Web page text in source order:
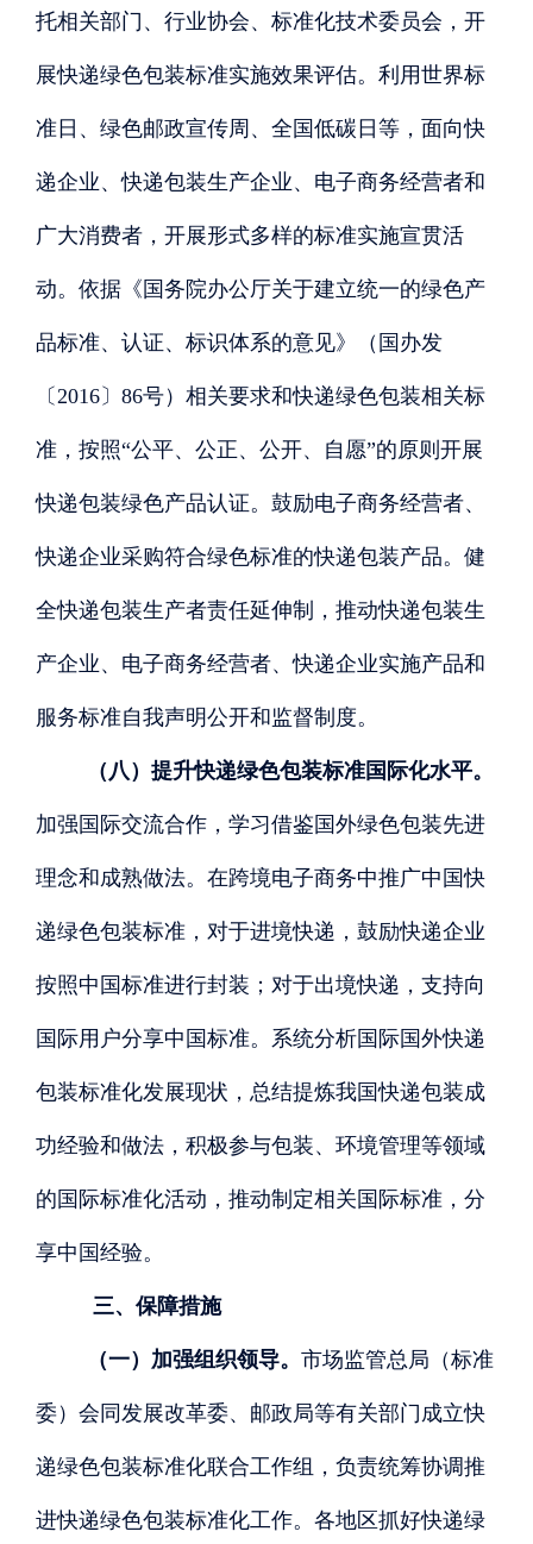
托相关部门、行业协会、标准化技术委员会，开
展快递绿色包装标准实施效果评估。利用世界标
准日、绿色邮政宣传周、全国低碳日等，面向快
递企业、快递包装生产企业、电子商务经营者和
广大消费者，开展形式多样的标准实施宣贯活
动。依据《国务院办公厅关于建立统一的绿色产
品标准、认证、标识体系的意见》（国办发
〔 2016〕86号）相关要求和快递绿色包装相关标
准，按照“公平、公正、公开、自愿”的原则开展
快递包装绿色产品认证。鼓励电子商务经营者、
快递企业采购符合绿色标准的快递包装产品。健
全快递包装生产者责任延伸制，推动快递包装生
产企业、电子商务经营者、快递企业实施产品和
服务标准自我声明公开和监督制度。
（八）提升快递绿色包装标准国际化水平。
加强国际交流合作，学习借鉴国外绿色包装先进
理念和成熟做法。在跨境电子商务中推广中国快
递绿色包装标准，对于进境快递，鼓励快递企业
按照中国标准进行封装；对于出境快递，支持向
国际用户分享中国标准。系统分析国际国外快递
包装标准化发展现状，总结提炼我国快递包装成
功经验和做法，积极参与包装、环境管理等领域
的国际标准化活动，推动制定相关国际标准，分
享中国经验。
三、保障措施
（一）加强组织领导。 市场监管总局（标准
委）会同发展改革委、邮政局等有关部门成立快
递绿色包装标准化联合工作组，负责统筹协调推
进快递绿色包装标准化工作。各地区抓好快递绿